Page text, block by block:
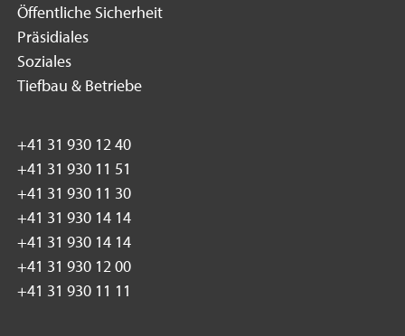
Öffentliche Sicherheit
Präsidiales
Soziales
Tiefbau & Betriebe
+41 31 930 12 40
+41 31 930 11 51
+41 31 930 11 30
+41 31 930 14 14
+41 31 930 14 14
+41 31 930 12 00
+41 31 930 11 11